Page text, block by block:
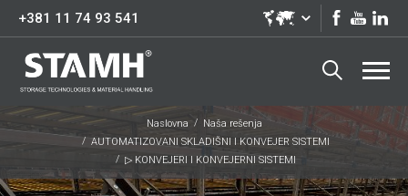
+381 11 74 93 541
Naslovna
Naša rešenja
AUTOMATIZOVANI SKLADIŠNI I KONVEJER SISTEMI
▷ KONVEJERI I KONVEJERNI SISTEMI